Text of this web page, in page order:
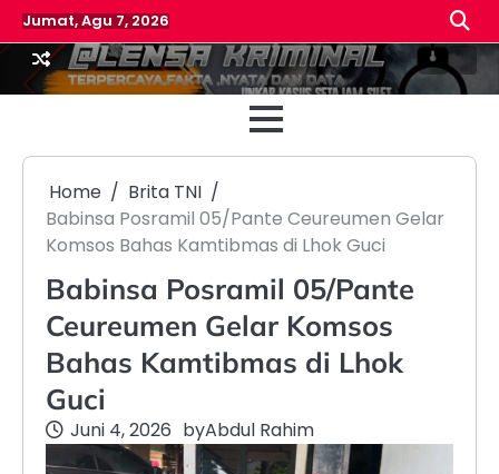
Skip
to
content
Jumat, Agu 7, 2026
Beranda
Home
Brita TNI
Babinsa Posramil 05/Pante Ceureumen Gelar
Komsos Bahas Kamtibmas di Lhok Guci
Babinsa Posramil 05/Pante
Ceureumen Gelar Komsos
Bahas Kamtibmas di Lhok
Guci
Juni 4, 2026 byAbdul Rahim